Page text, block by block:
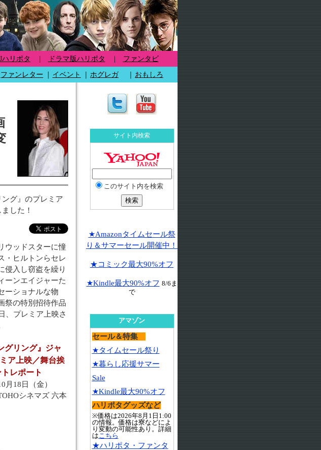
ハリポタ ドラマ版ハリポタ ファンタビ
ファンレター イベント ホグレガ おもしろ
グ』のプレミア
した！
ウッドスターに憧
・ヒルトンらセレ
侵入し窃盗を繰り
ーンエイジャーた
ーショナルな物
祭の特別招待作品
、プレミア上映さ
グリング』ジャ
ア上映／舞台挨
レポート
月18日（金）
シネマズ 六本
サイト内検索
このサイト内を検索
★Amazonタイムセール祭
り＆サマーセール開催中！
★コミック最大90%オフ
★Kindle最大90%オフ 8/6ま
で
アマゾン
セール＆特集
★タイムセール祭り
★暮らし応援サマー
Sale
★Kindle最大90%オフ
ハリポタグッズなど
※価格は2026年8月1日1:00
の情報。価格は寮などによ
り変動の可能性あり。詳細
はこちら
★ハリポタ・ファンタ